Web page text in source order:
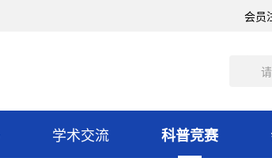
会员
学术交流 科普竞赛